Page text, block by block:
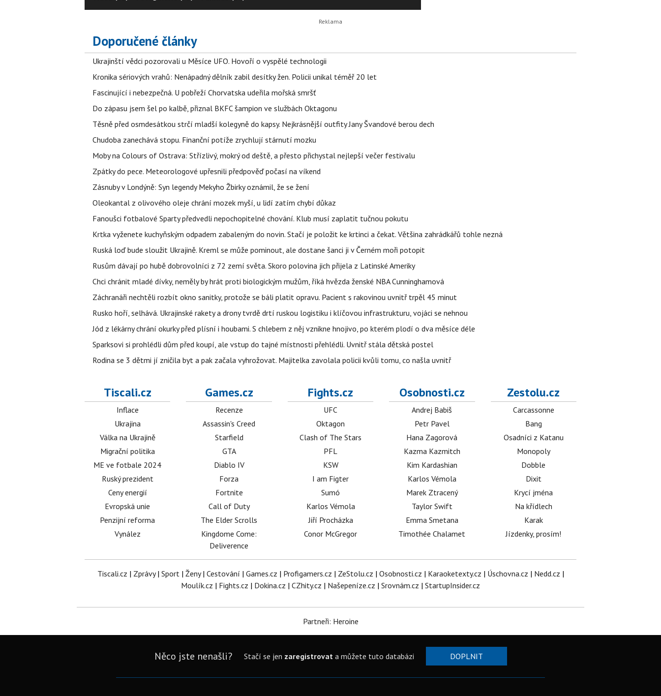
Doporučené články
Ukrajinští vědci pozorovali u Měsíce UFO. Hovoří o vyspělé technologii
Kronika sériových vrahů: Nenápadný dělník zabil desítky žen. Policii unikal téměř 20 let
Fascinující i nebezpečná. U pobřeží Chorvatska udeřila mořská smršť
Do zápasu jsem šel po kalbě, přiznal BKFC šampion ve službách Oktagonu
Těsně před osmdesátkou strčí mladší kolegyně do kapsy. Nejkrásnější outfity Jany Švandové berou dech
Chudoba zanechává stopu. Finanční potíže zrychlují stárnutí mozku
Moby na Colours of Ostrava: Střízlivý, mokrý od deště, a přesto přichystal nejlepší večer festivalu
Zpátky do pece. Meteorologové upřesnili předpověď počasí na víkend
Zásnuby v Londýně: Syn legendy Mekyho Žbirky oznámil, že se žení
Oleokantal z olivového oleje chrání mozek myší, u lidí zatím chybí důkaz
Fanoušci fotbalové Sparty předvedli nepochopitelné chování. Klub musí zaplatit tučnou pokutu
Krtka vyženete kuchyňským odpadem zabaleným do novin. Stačí je položit ke krtinci a čekat. Většina zahrádkářů tohle nezná
Ruská loď bude sloužit Ukrajině. Kreml se může pominout, ale dostane šanci ji v Černém moři potopit
Rusům dávají po hubě dobrovolníci z 72 zemí světa. Skoro polovina jich přijela z Latinské Ameriky
Chci chránit mladé dívky, neměly by hrát proti biologickým mužům, říká hvězda ženské NBA Cunninghamová
Záchranáři nechtěli rozbít okno sanitky, protože se báli platit opravu. Pacient s rakovinou uvnitř trpěl 45 minut
Rusko hoří, selhává. Ukrajinské rakety a drony tvrdě drtí ruskou logistiku i klíčovou infrastrukturu, vojáci se nehnou
Jód z lékárny chrání okurky před plísní i houbami. S chlebem z něj vznikne hnojivo, po kterém plodí o dva měsíce déle
Sparksovi si prohlédli dům před koupí, ale vstup do tajné místnosti přehlédli. Uvnitř stála dětská postel
Rodina se 3 dětmi jí zničila byt a pak začala vyhrožovat. Majitelka zavolala policii kvůli tomu, co našla uvnitř
Tiscali.cz
Inflace
Ukrajina
Válka na Ukrajině
Migrační politika
ME ve fotbale 2024
Ruský prezident
Ceny energií
Evropská unie
Penzijní reforma
Vynález
Games.cz
Recenze
Assassin's Creed
Starfield
GTA
Diablo IV
Forza
Fortnite
Call of Duty
The Elder Scrolls
Kingdome Come:
Deliverence
Fights.cz
UFC
Oktagon
Clash of The Stars
PFL
KSW
I am Figter
Sumó
Karlos Vémola
Jiří Procházka
Conor McGregor
Osobnosti.cz
Andrej Babiš
Petr Pavel
Hana Zagorová
Kazma Kazmitch
Kim Kardashian
Karlos Vémola
Marek Ztracený
Taylor Swift
Emma Smetana
Timothée Chalamet
Zestolu.cz
Carcassonne
Bang
Osadníci z Katanu
Monopoly
Dobble
Dixit
Krycí jména
Na křídlech
Karak
Jízdenky, prosím!
Tiscali.cz | Zprávy| Sport| Ženy| Cestování | Games.cz | Profigamers.cz | ZeStolu.cz | Osobnosti.cz | Karaoketexty.cz | Úschovna.cz | Nedd.cz |
Moulík.cz | Fights.cz | Dokina.cz | CZhity.cz | Našepeníze.cz | Srovnám.cz | StartupInsider.cz
Partneři: Heroine
Něco jste nenašli? Stačí se jen zaregistrovata můžete tuto databázi DOPLNIT